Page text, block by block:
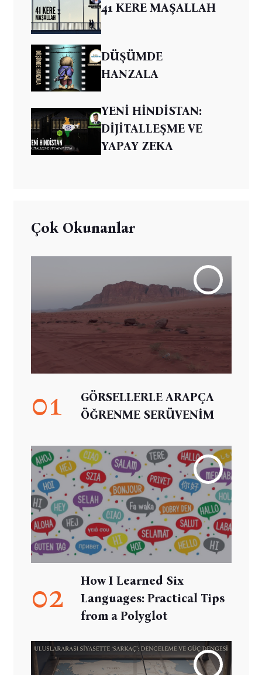
41 KERE MAŞALLAH
DÜŞÜMDE
HANZALA
YENİ HİNDİSTAN:
DİJİTALLEŞME VE
YAPAY ZEKA
Çok Okunanlar
01
GÖRSELLERLE ARAPÇA
ÖĞRENME SERÜVENİM
02
How I Learned Six
Languages: Practical Tips
from a Polyglot